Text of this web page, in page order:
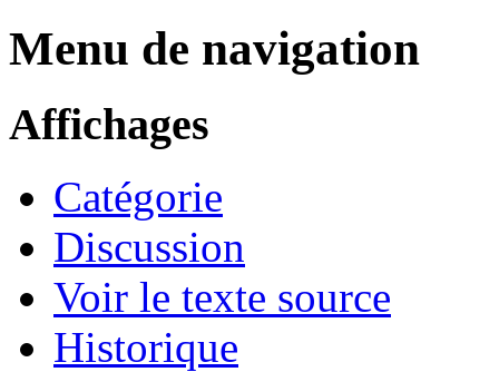
Menu de navigation
Affichages
Catégorie
Discussion
Voir le texte source
Historique